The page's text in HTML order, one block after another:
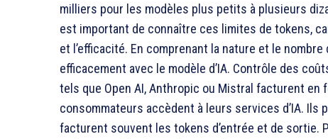
milliers pour les modèles plus petits à plusieurs
est important de connaître ces limites de tokens,
et l’efficacité. En comprenant la nature et le
efficacement avec le modèle d’IA. Contrôle des
tels que Open AI, Anthropic ou Mistral facturent
consommateurs accèdent à leurs services d’IA.
facturent souvent les tokens d’entrée et de sortie.